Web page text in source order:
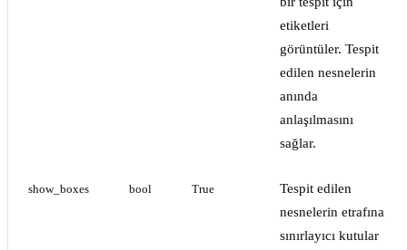
etiketleri
görüntüler. Tespit
edilen nesnelerin
anında
anlaşılmasını
sağlar.
show_boxes bool True
Tespit edilen
nesnelerin etrafına
sınırlayıcı kutular